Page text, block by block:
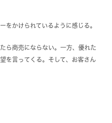
をかけられているように感じる。
ら商売にならない。一方、優れた
を言ってくる。そして、お客さん